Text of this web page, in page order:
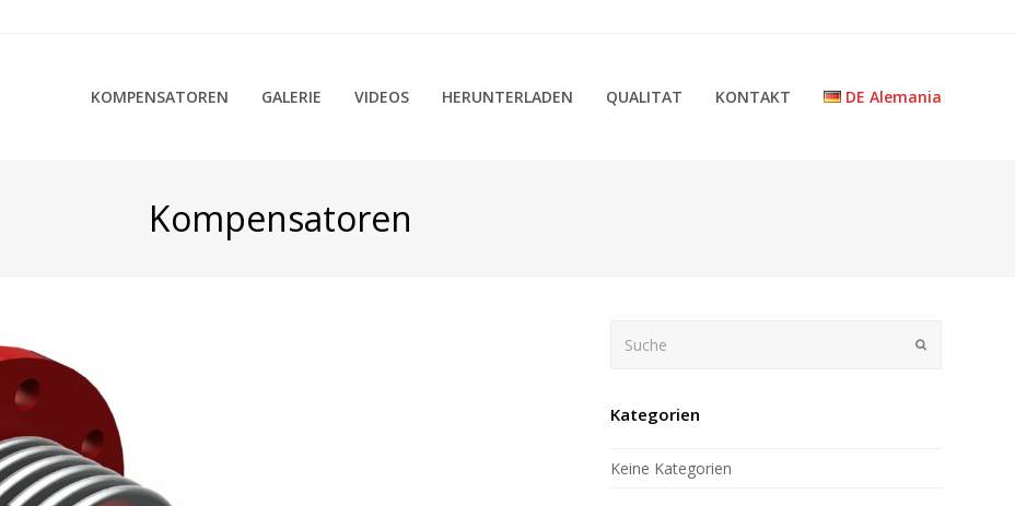
KOMPENSATOREN GALERIE VIDEOS HERUNTERLADEN QUALITAT KONTAKT DE Alemania
Kompensatoren
Submit
Kategorien
Keine Kategorien